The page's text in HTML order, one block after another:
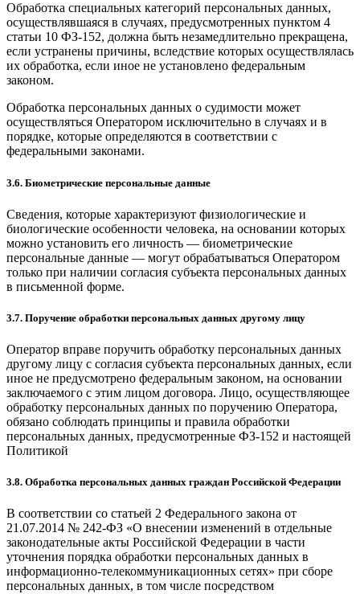
Обработка специальных категорий персональных данных,
осуществлявшаяся в случаях, предусмотренных пунктом 4
статьи 10 ФЗ-152, должна быть незамедлительно прекращена,
если устранены причины, вследствие которых осуществлялась
их обработка, если иное не установлено федеральным
законом.
Обработка персональных данных о судимости может
осуществляться Оператором исключительно в случаях и в
порядке, которые определяются в соответствии с
федеральными законами.
3.6. Биометрические персональные данные
Сведения, которые характеризуют физиологические и
биологические особенности человека, на основании которых
можно установить его личность — биометрические
персональные данные — могут обрабатываться Оператором
только при наличии согласия субъекта персональных данных
в письменной форме.
3.7. Поручение обработки персональных данных другому лицу
Оператор вправе поручить обработку персональных данных
другому лицу с согласия субъекта персональных данных, если
иное не предусмотрено федеральным законом, на основании
заключаемого с этим лицом договора. Лицо, осуществляющее
обработку персональных данных по поручению Оператора,
обязано соблюдать принципы и правила обработки
персональных данных, предусмотренные ФЗ-152 и настоящей
Политикой
3.8. Обработка персональных данных граждан Российской Федерации
В соответствии со статьей 2 Федерального закона от
21.07.2014 № 242-ФЗ «О внесении изменений в отдельные
законодательные акты Российской Федерации в части
уточнения порядка обработки персональных данных в
информационно-телекоммуникационных сетях» при сборе
персональных данных, в том числе посредством